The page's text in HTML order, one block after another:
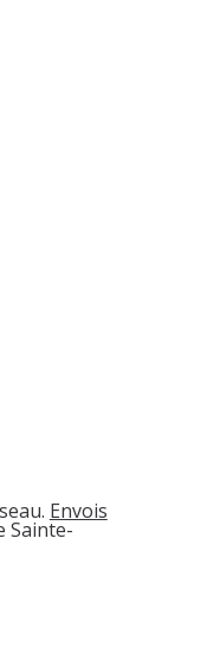
Envois
Sainte-